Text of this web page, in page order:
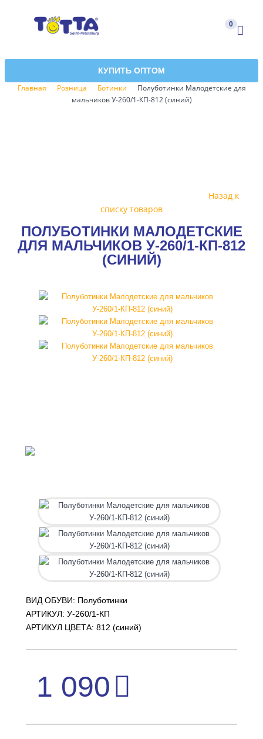
0
КУПИТЬ ОПТОМ
Главная Розница Ботинки
Полуботинки Малодетские для
мальчиков У-260/1-КП-812 (cиний)
Назад к
списку товаров
ПОЛУБОТИНКИ МАЛОДЕТСКИЕ
ДЛЯ МАЛЬЧИКОВ У-260/1-КП-812
(CИНИЙ)
ВИД ОБУВИ: Полуботинки
АРТИКУЛ: У-260/1-КП
АРТИКУЛ ЦВЕТА: 812 (cиний)
1 090